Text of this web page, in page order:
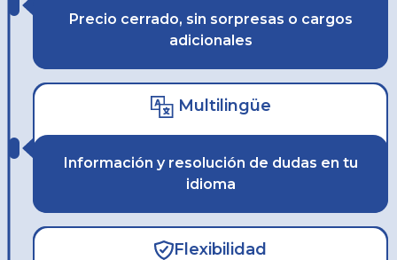
Precio cerrado, sin sorpresas o cargos
adicionales
Multilingüe
Información y resolución de dudas en tu
idioma
Flexibilidad